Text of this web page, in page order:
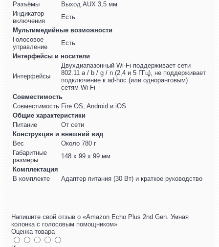
Разъёмы
Выход AUX 3,5 мм
Индикатор
включения
Есть
Мультимедийные возможности
Голосовое
управление
Есть
Интерфейсы и носители
Интерфейсы
Двухдиапазонный Wi-Fi поддерживает сети
802.11 a / b / g / n (2,4 и 5 ГГц), не поддерживает
подключение к ad-hoc (или одноранговым)
сетям Wi-Fi
Совместимость
Совместимость Fire OS, Android и iOS
Общие характеристики
Питание
От сети
Конструкция и внешний вид
Вес
Около 780 г
Габаритные
размеры
148 х 99 х 99 мм
Комплектация
В комплекте
Адаптер питания (30 Вт) и краткое руководство
Напишите свой отзыв о «Amazon Echo Plus 2nd Gen. Умная
колонка с голосовым помощником»
Оценка товара